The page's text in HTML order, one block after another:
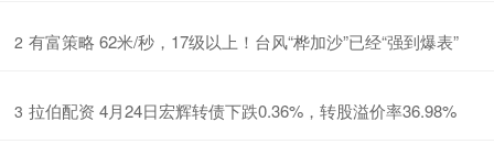
2 ​有富策略 62米/秒，17级以上！台风“桦加沙”已经“强到爆表”
3 ​拉伯配资 4月24日宏辉转债下跌0.36%，转股溢价率36.98%